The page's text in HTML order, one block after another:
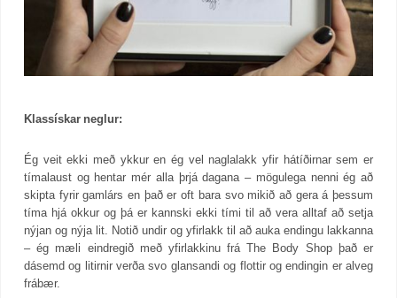
Klassískar neglur:
Ég veit ekki með ykkur en ég vel naglalakk yfir hátíðirnar sem er
tímalaust og hentar mér alla þrjá dagana – mögulega nenni ég að
skipta fyrir gamlárs en það er oft bara svo mikið að gera á þessum
tíma hjá okkur og þá er kannski ekki tími til að vera alltaf að setja
nýjan og nýja lit. Notið undir og yfirlakk til að auka endingu lakkanna
– ég mæli eindregið með yfirlakkinu frá The Body Shop það er
dásemd og litirnir verða svo glansandi og flottir og endingin er alveg
frábær.